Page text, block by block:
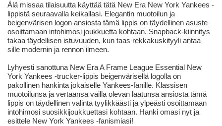
Älä missaa tilaisuutta käyttää tätä New Era New York Yankees -
lippistä seuraavalla keikallasi. Elegantin muotoilun ja
beigenvärisen logon ansiosta tämä lippis on täydellinen asuste
osoittamaan intohimosi joukkuetta kohtaan. Snapback-kiinnitys
takaa täydellisen istuvuuden, kun taas rekkakuskityyli antaa
sille modernin ja rennon ilmeen.
Lyhyesti sanottuna New Era A Frame League Essential New
York Yankees -trucker-lippis beigenvärisellä logolla on
pakollinen hankinta jokaiselle Yankees-fanille. Klassisen
muotoilunsa ja vertaansa vailla olevan laatunsa ansiosta tämä
lippis on täydellinen valinta tyylikkäästi ja ylpeästi osoittamaan
intohimosi suosikkijoukkuettasi kohtaan. Hanki omasi nyt ja
esittele New York Yankees -fanismiasi!